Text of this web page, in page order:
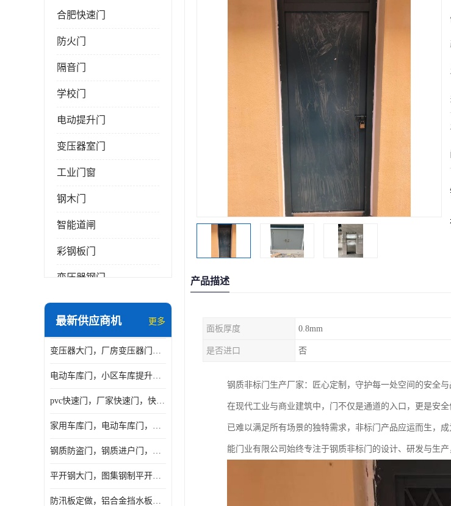
合肥快速门
防火门
隔音门
学校门
电动提升门
变压器室门
工业门窗
钢木门
智能道闸
彩钢板门
变压器钢门
非标门
抗爆门
快速门
最新供应商机 更多
变压器大门，厂房变压器门，配电所钢大门，变压器室钢大门
电动车库门，小区车库提升门，安徽提升门厂家，工业滑升门
pvc快速门，厂家快速门，快速卷帘门，感应快速门
家用车库门，电动车库门，车库滑升门，车库门安装
钢质防盗门，钢质进户门，钢质非标门厂家
平开钢大门，图集钢制平开门，厂房平开大门
防汛板定做，铝合金挡水板门，地库挡水板
产品描述
面板厚度 0.8mm
是否进口 否
钢质非标门生产厂家：匠心定制，守护每一处空间的安全与
在现代工业与商业建筑中，门不仅是通道的入口，更是安
已难以满足所有场景的独特需求，非标门产品应运而生，
能门业有限公司始终专注于钢质非标门的设计、研发与生